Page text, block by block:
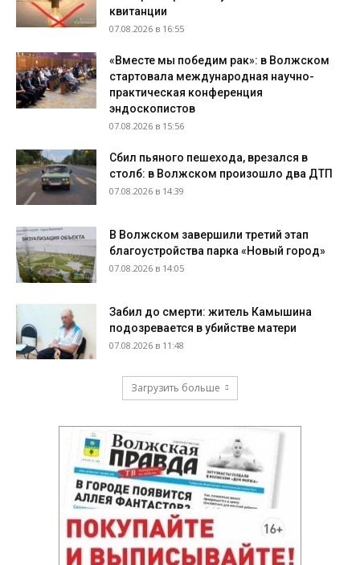
квитанции
07.08.2026 в 16:55
«Вместе мы победим рак»: в Волжском
стартовала международная научно-
практическая конференция
эндоскопистов
07.08.2026 в 15:56
Сбил пьяного пешехода, врезался в
столб: в Волжском произошло два ДТП
07.08.2026 в 14:39
В Волжском завершили третий этап
благоустройства парка «Новый город»
07.08.2026 в 14:05
Забил до смерти: житель Камышина
подозревается в убийстве матери
07.08.2026 в 11:48
Загрузить больше